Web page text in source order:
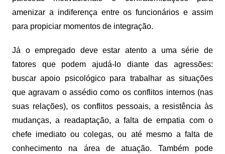
amenizar a indiferença entre os funcionários e assim
para propiciar momentos de integração.
Já o empregado deve estar atento a uma série de
fatores que podem ajudá-lo diante das agressões:
buscar apoio psicológico para trabalhar as situações
que agravam o assédio como os conflitos internos (nas
suas relações), os conflitos pessoais, a resistência às
mudanças, a readaptação, a falta de empatia com o
chefe imediato ou colegas, ou até mesmo a falta de
conhecimento na área de atuação. Também pode